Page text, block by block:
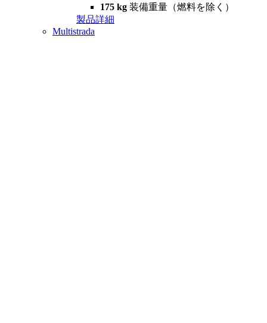
175 kg 装備重量（燃料を除く）
製品詳細
Multistrada